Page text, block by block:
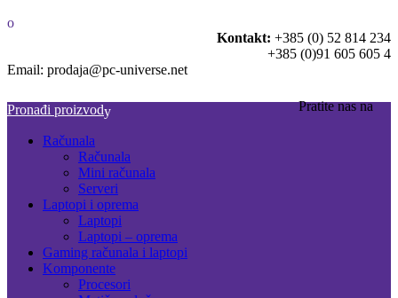
Kontakt: +385 (0) 52 814 234
+385 (0)91 605 605 4
Email: prodaja@pc-universe.net
Pratite nas na
Pronađi proizvod
Računala
Računala
Mini računala
Serveri
Laptopi i oprema
Laptopi
Laptopi – oprema
Gaming računala i laptopi
Komponente
Procesori